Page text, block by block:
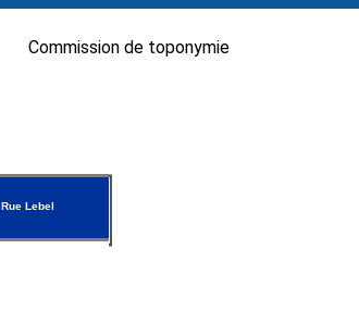
Commission de toponymie
Rue Lebel